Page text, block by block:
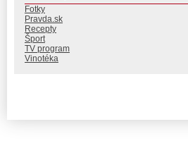
Fotky
Pravda.sk
Recepty
Šport
TV program
Vinotéka